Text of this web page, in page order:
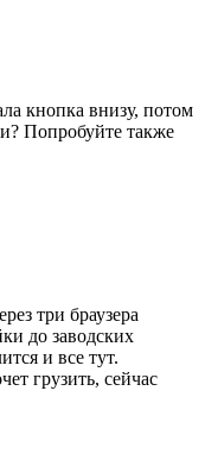
кнопка внизу, потом
Попробуйте также
три браузера
до заводских
и все тут.
грузить, сейчас